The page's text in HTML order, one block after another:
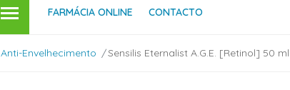
FARMÁCIA ONLINE CONTACTO
Anti-Envelhecimento Sensilis Eternalist A.G.E. [Retinol] 50 ml